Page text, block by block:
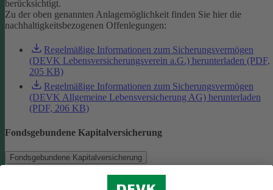
berücksichtigt.
Zu der oben genannten Anlagemöglichkeit finden Sie hier die
nachhaltigkeitsbezogenen Offenlegungen:
Regelmäßige Informationen zum Sicherungsvermögen
(DEVK Lebensversicherungsverein a.G.) herunterladen (PDF,
205 KB)
Regelmäßige Informationen zum Sicherungsvermögen
(DEVK Allgemeine Lebensversicherung AG) herunterladen
(PDF, 206 KB)
Fondsgebundene Kapitalversicherung
Fondsgebundene Kapitalversicherung
Als Anlagemöglichkeit mit ökologischen und/oder sozialen